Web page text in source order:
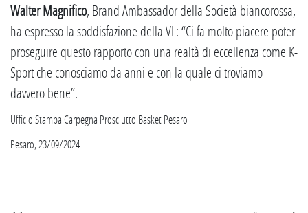
Walter Magnifico, Brand Ambassador della Società biancorossa,
ha espresso la soddisfazione della VL: “Ci fa molto piacere poter
proseguire questo rapporto con una realtà di eccellenza come K-
Sport che conosciamo da anni e con la quale ci troviamo
davvero bene”.
Ufficio Stampa Carpegna Prosciutto Basket Pesaro
Pesaro, 23/09/2024